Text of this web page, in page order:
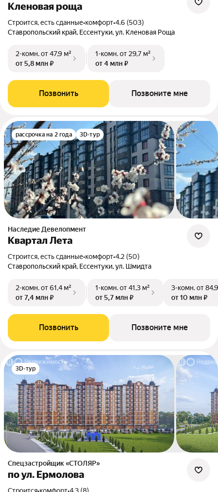
Кленовая роща
Строится, есть сданные•комфорт•4.6 (503)
Ставропольский край, Ессентуки, ул. Кленовая Роща
2-комн.от 47,9 м²
от 5,8 млн ₽
1-комн.от 29,7 м²
от 4 млн ₽
Позвонить Позвоните мне
рассрочка на 2 года 3D-тур
Наследие Девелопмент
Квартал Лета
Строится, есть сданные•комфорт•4.2 (50)
Ставропольский край, Ессентуки, ул. Шмидта
2-комн.от 61,4 м²
от 7,4 млн ₽
1-комн.от 41,3 м²
от 5,7 млн ₽
3-комн.от
от 10 млн ₽
Позвонить Позвоните мне
3D-тур
Спецзастройщик «СТОЛЯР»
по ул. Ермолова